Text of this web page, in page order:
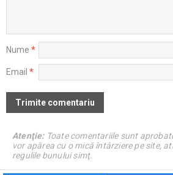
Nume *
Email *
Atenţie:Toate comentariile sunt
vor apărea cu o mică întârziere pe site,
regulile bunului simţ.